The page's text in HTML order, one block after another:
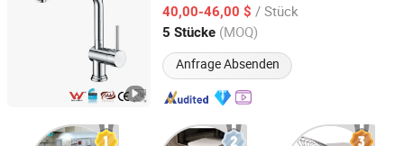
40,00-46,00 $ / Stück
5 Stücke (MOQ)
Anfrage Absenden
Guangdong, China Seit 2011